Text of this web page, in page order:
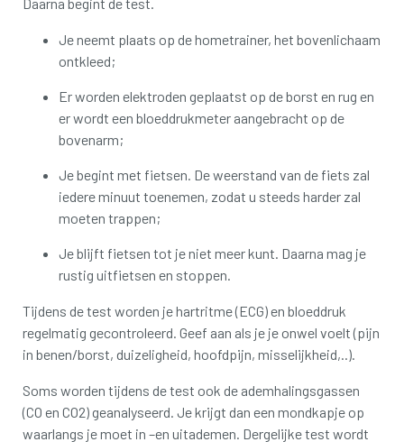
Je neemt plaats op de hometrainer, het bovenlichaam
ontkleed;
Er worden elektroden geplaatst op de borst en rug en
er wordt een bloeddrukmeter aangebracht op de
bovenarm;
Je begint met fietsen. De weerstand van de fiets zal
iedere minuut toenemen, zodat u steeds harder zal
moeten trappen;
Je blijft fietsen tot je niet meer kunt. Daarna mag je
rustig uitfietsen en stoppen.
Tijdens de test worden je hartritme (ECG) en bloeddruk
regelmatig gecontroleerd. Geef aan als je je onwel voelt (pijn
in benen/borst, duizeligheid, hoofdpijn, misselijkheid,..).
Soms worden tijdens de test ook de ademhalingsgassen
(CO en CO2) geanalyseerd. Je krijgt dan een mondkapje op
waarlangs je moet in –en uitademen. Dergelijke test wordt